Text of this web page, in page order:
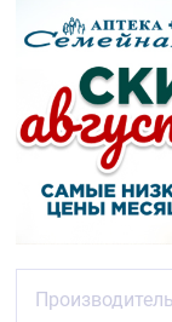
Производитель